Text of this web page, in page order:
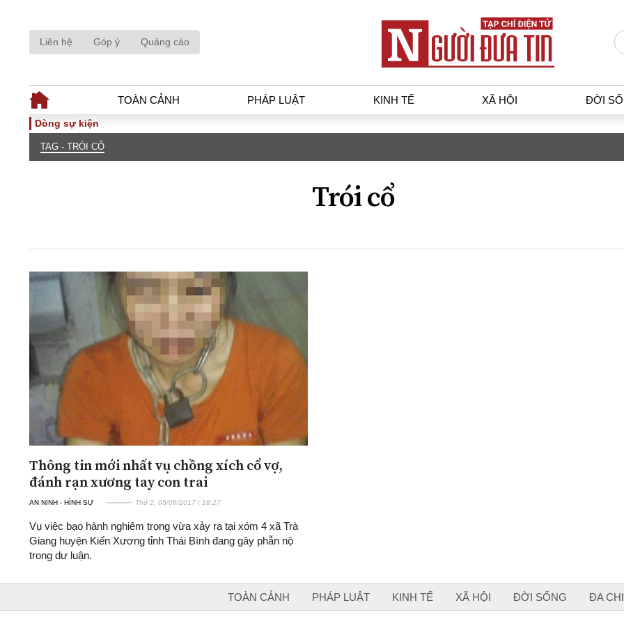
Liên hệ Góp ý Quảng cáo
TOÀN CẢNH PHÁP LUẬT KINH TẾ XÃ HỘI ĐỜI
TOÀN CẢNH
Thế giới
Góc nhìn luật gia
An ninh - Hình sự
Xu hướng thị trường
Giao
ĐA CHIỀU
Quan điểm
Xi nhan Trái Phải
INFOCUS
Dòng sự kiện
TAG - TRÓI CỔ
Trói cổ
Thông tin mới nhất vụ chồng xích cổ vợ,
đánh rạn xương tay con trai
AN NINH - HÌNH SỰ Thứ 2, 05/06/2017 | 18:27
Vụ việc bạo hành nghiêm trọng vừa xảy ra tại xóm 4 xã Trà
Giang huyện Kiến Xương tỉnh Thái Bình đang gây phẫn nộ
trong dư luận.
TOÀN CẢNH PHÁP LUẬT KINH TẾ XÃ HỘI ĐỜI SỐNG ĐA